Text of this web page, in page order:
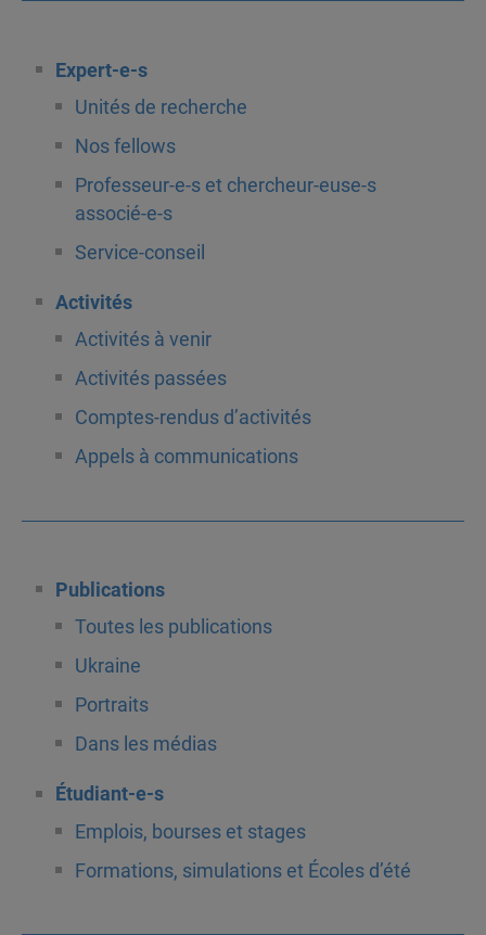
Expert-e-s
Unités de recherche
Nos fellows
Professeur-e-s et chercheur-euse-s
associé-e-s
Service-conseil
Activités
Activités à venir
Activités passées
Comptes-rendus d’activités
Appels à communications
Publications
Toutes les publications
Ukraine
Portraits
Dans les médias
Étudiant-e-s
Emplois, bourses et stages
Formations, simulations et Écoles d’été